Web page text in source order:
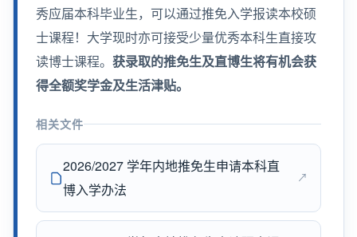
秀应届本科毕业生，可以通过推免入学报读本校硕
士课程！大学现时亦可接受少量优秀本科生直接攻
读博士课程。 获录取的推免生及直博生将有机会获
得全额奖学金及生活津贴。
相关文件
2026/2027 学年内地推免生申请本科直
博入学办法